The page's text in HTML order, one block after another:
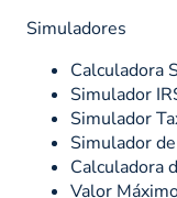
Simuladores
Calculadora
Simulador
Simulador
Simulador
Calculadora
Valor